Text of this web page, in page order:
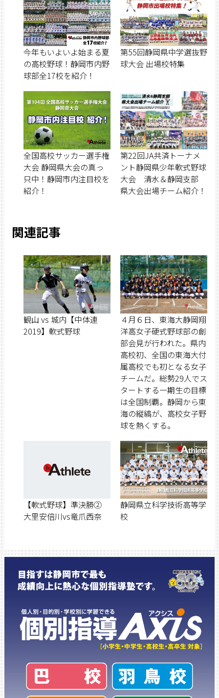
今年もいよいよ始まる夏
の高校野球！静岡市内野
球部全17校を紹介！
第55回静岡県中学選抜野
球大会 出場校特集
全国高校サッカー選手権
大会 静岡県大会の真っ
只中！静岡市内注目校を
紹介！
第22回JA共済トーナメ
ント静岡県少年軟式野球
大会 清水＆静岡支部
県大会出場チーム紹介！
関連記事
観山 vs 城内【中体連
2019】軟式野球
４月６日、東海大静岡翔
洋高女子硬式野球部の創
部会見が行われた。県内
高校初、全国の東海大付
属高校でも初となる女子
チームだ。総勢29人でス
タートする一期生の目標
は全国制覇。静岡から東
海の縦縞が、高校女子野
球を熱くする。
【軟式野球】準決勝②
大里安倍川vs竜爪西奈
静岡県立科学技術高等学
校